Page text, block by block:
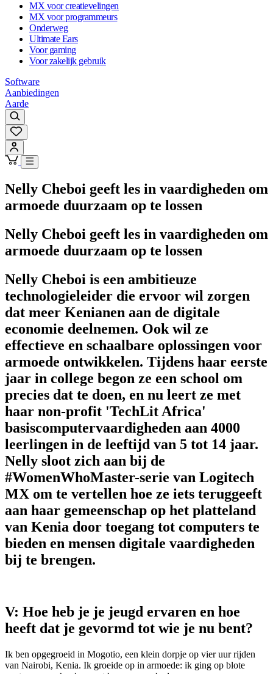
MX voor creatievelingen
MX voor programmeurs
Onderweg
Ultimate Ears
Voor gaming
Voor zakelijk gebruik
Software
Aanbiedingen
Aarde
Nelly Cheboi geeft les in vaardigheden om
armoede duurzaam op te lossen
Nelly Cheboi geeft les in vaardigheden om
armoede duurzaam op te lossen
Nelly Cheboi is een ambitieuze
technologieleider die ervoor wil zorgen
dat meer Kenianen aan de digitale
economie deelnemen. Ook wil ze
effectieve en schaalbare oplossingen voor
armoede ontwikkelen. Tijdens haar eerste
jaar in college begon ze een school om
precies dat te doen, en nu leert ze met
haar non-profit 'TechLit Africa'
basiscomputervaardigheden aan 4000
leerlingen in de leeftijd van 5 tot 14 jaar.
Nelly sloot zich aan bij de
#WomenWhoMaster-serie van Logitech
MX om te vertellen hoe ze iets teruggeeft
aan haar gemeenschap op het platteland
van Kenia door toegang tot computers te
bieden en mensen digitale vaardigheden
bij te brengen.
V: Hoe heb je je jeugd ervaren en hoe
heeft dat je gevormd tot wie je nu bent?
Ik ben opgegroeid in Mogotio, een klein dorpje op vier uur rijden
van Nairobi, Kenia. Ik groeide op in armoede: ik ging op blote